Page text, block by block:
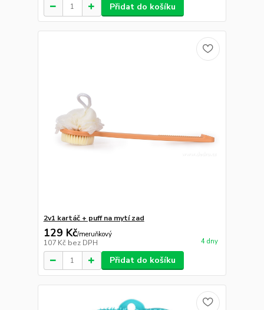
Přidat do košíku
2v1 kartáč + puff na mytí zad
129 Kč/meruňkový
107 Kč bez DPH 4 dny
Přidat do košíku